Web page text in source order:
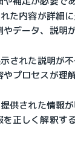
た内容が詳細
やデータ、説明
された説明が
プロセスが理
供された情報
を正しく解釈す